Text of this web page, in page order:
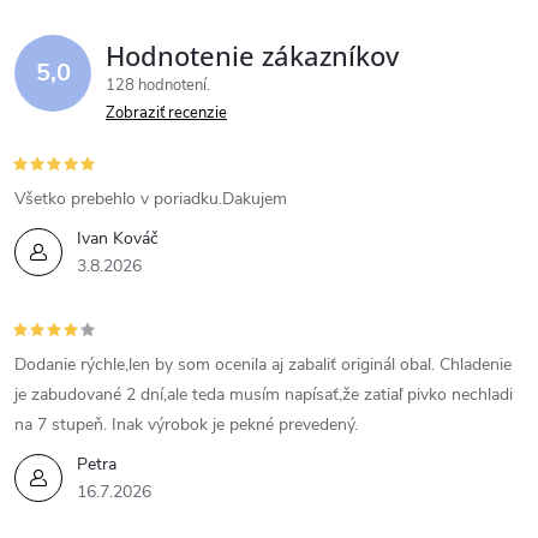
i
e
r
v
k
y
v
ý
p
v
a
n
e
5,0 Hodnotenie zákazníkov
128 hodnotení
Zobraziť recenzie
Ivan Kováč
3.8.2026
Všetko prebehlo v poriadku.Dakujem
Petra
16.7.2026
Dodanie rýchle,len by som ocenila aj zabaliť originál obal. Chladenie
je zabudované 2 dní,ale teda musím napísať,že zatiaľ pivko nechladi
na 7 stupeň. Inak výrobok je pekné prevedený.